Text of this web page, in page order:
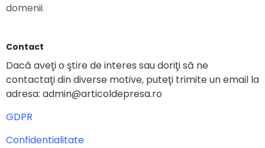
domenii.
Contact
Dacă aveţi o ştire de interes sau doriţi să ne
contactaţi din diverse motive, puteţi trimite un email la
adresa: admin@articoldepresa.ro
GDPR
Confidentialitate